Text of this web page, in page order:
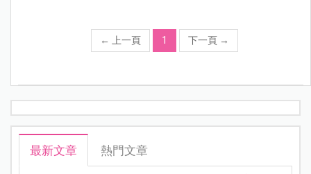
← 上一頁 1 下一頁 →
最新文章 熱門文章